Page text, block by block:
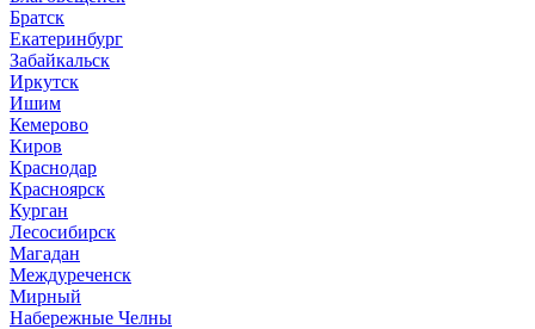
Братск
Екатеринбург
Забайкальск
Иркутск
Ишим
Кемерово
Киров
Краснодар
Красноярск
Курган
Лесосибирск
Магадан
Междуреченск
Мирный
Набережные Челны